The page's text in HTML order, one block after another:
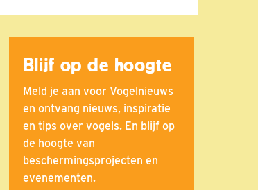
Blijf op de hoogte
Meld je aan voor Vogelnieuws
en ontvang nieuws, inspiratie
en tips over vogels. En blijf op
de hoogte van
beschermingsprojecten en
evenementen.